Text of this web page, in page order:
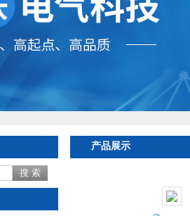
产品展示